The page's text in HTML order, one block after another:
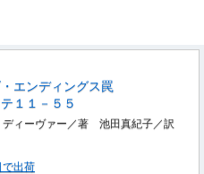
エンディングス罠
１１－５５
ディーヴァー／著 池田真紀子／訳
で出荷